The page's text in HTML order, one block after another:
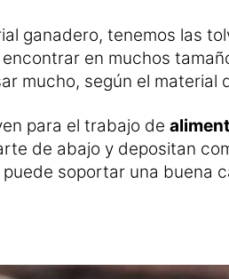
ganadero, tenemos las
en muchos
mucho, según el material
para el trabajo de
de abajo y depositan
soportar una buena